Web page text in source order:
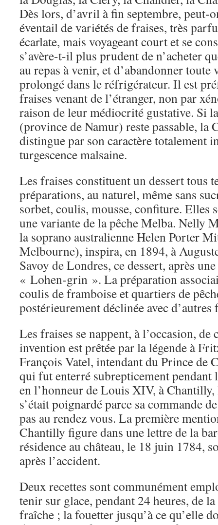
Dès lors, d’avril à fin septembre, peut-
éventail de variétés de fraises, très
écarlate, mais voyageant court et se
s’avère-t-il plus prudent de n’acheter
au repas à venir, et d’abandonner toute
prolongé dans le réfrigérateur. Il est
fraises venant de l’étranger, non par
raison de leur médiocrité gustative. Si
(province de Namur) reste passable, la
distingue par son caractère totalement
turgescence malsaine.
Les fraises constituent un dessert tous
préparations, au naturel, même sans
sorbet, coulis, mousse, confiture. Elles
une variante de la pêche Melba. Nelly
la soprano australienne Helen Porter
Melbourne), inspira, en 1894, à
Savoy de Londres, ce dessert, après
« Lohen-grin ». La préparation
coulis de framboise et quartiers de
postérieurement déclinée avec
Les fraises se nappent, à l’occasion,
invention est prêtée par la légende à
François Vatel, intendant du Prince de
qui fut enterré subrepticement pendant
en l’honneur de Louis XIV, à
s’était poignardé parce sa commande
pas au rendez vous. La première
Chantilly figure dans une lettre de la
résidence au château, le 18 juin 1784,
après l’accident.
Deux recettes sont communément
tenir sur glace, pendant 24 heures, de
fraîche ; la fouetter jusqu’à ce qu’elle